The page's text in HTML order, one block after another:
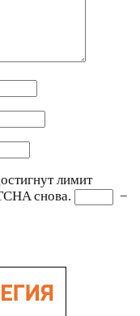
лимит
снова.
−